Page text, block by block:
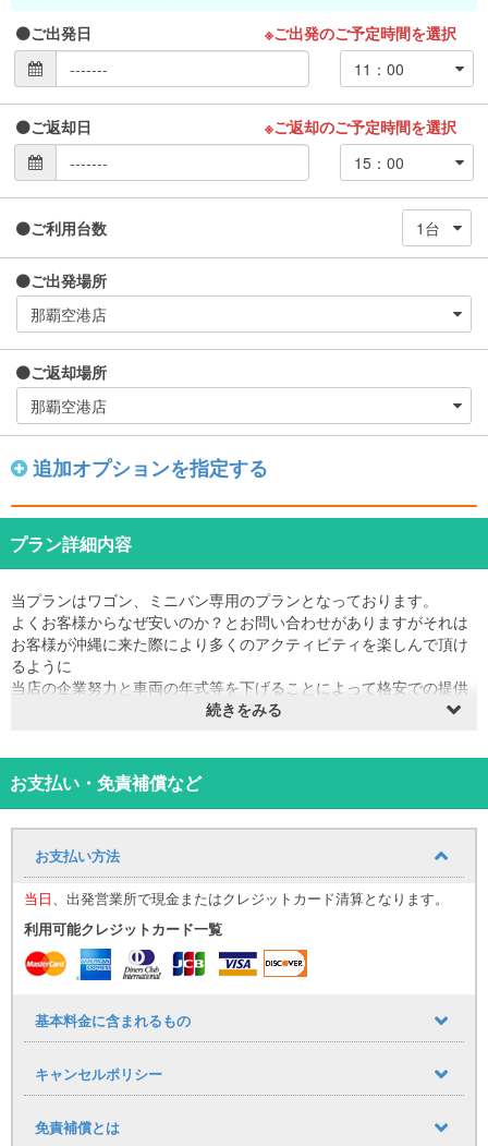
ご出発日 ※ご出発のご予定時間を選択
ご返却日 ※ご返却のご予定時間を選択
ご利用台数
ご出発場所
ご返却場所
追加オプションを指定する
プラン詳細内容
当プランはワゴン、ミニバン専用のプランとなっております。
よくお客様からなぜ安いのか？とお問い合わせがありますがそれは
お客様が沖縄に来た際により多くのアクティビティを楽しんで頂け
るように
当店の企業努力と車両の年式等を下げることによって格安での提供
ります！
免責補償も込みで万が一のトラブルの場合も安心の全車ロードサー
※免許取得1年未満の方はご利用いただけません。
※時間外受付はコロナ禍による人員削減のため現在承っておりませ
ん。
※無料送迎は主に空港送迎、モノレール赤嶺駅となります。
キャンセル料は、ご利用予定日の6日前より必要となります。
● 出発日の7日前まで：無料
● 2日前～前日：基本料金の50％
● 当日：基本料金の100％
続きをみる
お支払い・免責補償など
お支払い方法
当日、出発営業所で現金またはクレジットカード清算となります。
利用可能クレジットカード一覧
基本料金に含まれるもの
キャンセルポリシー
免責補償とは